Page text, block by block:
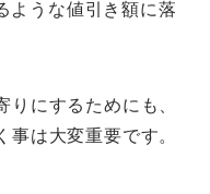
ような値引き額に落
にするためにも、
は大変重要です。